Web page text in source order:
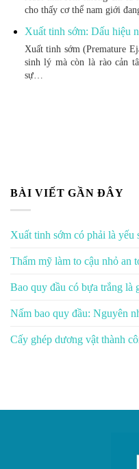
cho thấy cơ thể nam giới
Xuất tinh sớm: Dấu hiệu
Xuất tinh sớm (Premature
sinh lý mà còn là rào cản
sự…
BÀI VIẾT GẦN ĐÂY
Xuất tinh sớm có phải là
Thẩm mỹ làm to cậu nhỏ an
Bao quy đầu có bựa trắng là
Nấm bao quy đầu: Nguyên
Cấy ghép dương vật thành